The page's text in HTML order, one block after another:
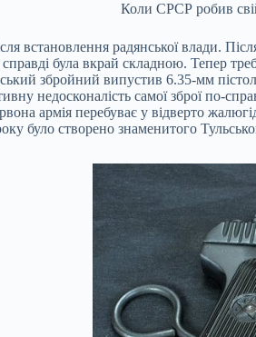
Коли СРСР робив
встановлення радянської влади.
була вкрай складною. Тепер
збройний випустив 6.35-мм
недосконалість самої зброї по-
армія перебуває у відверто
було створено знаменитого